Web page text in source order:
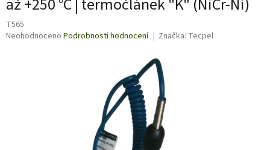
až +250 °C | termočlánek "K" (NiCr-Ni)
T565
Průměrné
Neohodnoceno Podrobnosti hodnocení Značka: Tecpel